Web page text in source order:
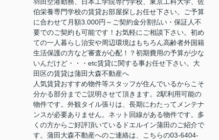
羽田空港勤務、日本工学院専門学校、東京工科大学、佐
伯栄養専門学校の賃貸お部屋探しお任せ下さい。ご予算
に合わせて月額3.000円～ご契約金分割払い・保証人不
要でのご契約も可能です！お気軽にご相談下さい。初め
ての一人暮らし治安や周辺環境はもちろん高齢者外国籍
生活保護の方など審査が心配！？初期費用の予算が少な
いんだけど・・・etc賃貸に関する事お任せ下さい。大
田区の賃貸は蒲田大森不動産へ
人気賃貸おすすめ物件等スタッフが住んでいるからこそ
分かる部分までご説明させて頂きます。2駅利用可能の
物件です。外観タイル張りは、長期にわたってメンテナ
ンスが必要ありません。ネット回線がある物件です。多
くの方からご好評頂いているドエルイン蒲田のご紹介で
す。蒲田大森不動産へのご連絡は、こちらの03-6404-